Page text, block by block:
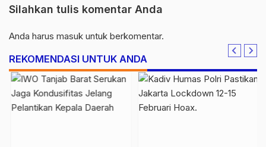
Silahkan tulis komentar Anda
Anda harus masuk untuk berkomentar.
REKOMENDASI UNTUK ANDA